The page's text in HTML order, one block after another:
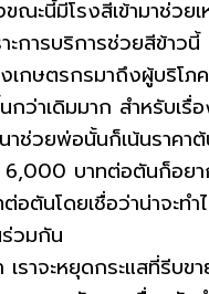
ณะนี้มีโรงสีเข้ามาช่วย
การบริการช่วยสีข้าวนี้
เกษตรกรมาถึงผู้บริโภ
ว่าเดิมมาก สำหรับเรื่อ
าช่วยพ่อนั้นก็เน้นราคา
6,000 บาทต่อตันก็อย
ตันโดยเชื่อว่าน่าจะทำ
วมกัน
ะหยุดกระแสที่รีบขา